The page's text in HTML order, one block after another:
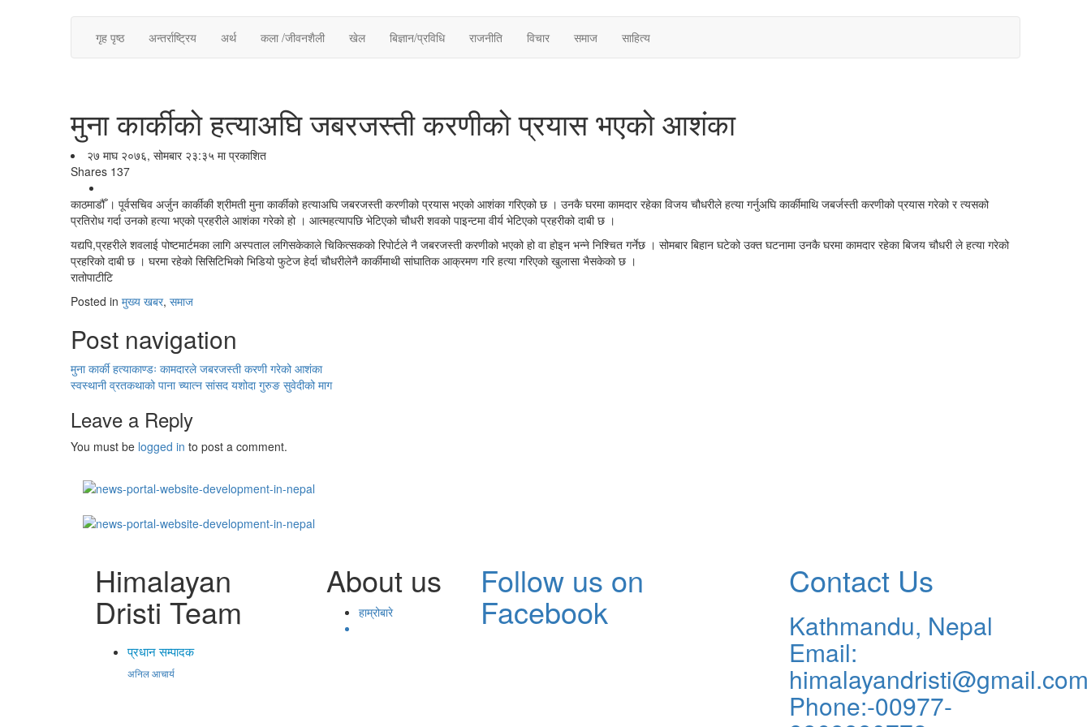
गृह पृष्ठ अन्तर्राष्ट्रिय अर्थ कला /जीवनशैली खेल बिज्ञान/प्रविधि राजनीति विचार समाज साहित्य
मुना कार्कीको हत्याअघि जबरजस्ती करणीको प्रयास भएको आशंका
२७ माघ २०७६, सोमबार २३:३५ मा प्रकाशित
Shares 137
काठमाडौँ । पूर्वसचिव अर्जुन कार्कीकी श्रीमती मुना कार्कीको हत्याअघि जबरजस्ती करणीको प्रयास भएको आशंका गरिएको छ । उनकै घरमा कामदार रहेका विजय चौधरीले हत्या गर्नुअघि कार्कीमाथि जबर्जस्ती करणीको प्रयास गरेको र त्यसको
प्रतिरोध गर्दा उनको हत्या भएको प्रहरीले आशंका गरेको हो । आत्महत्यापछि भेटिएको चौधरी शवको पाइन्टमा वीर्य भेटिएको प्रहरीको दाबी छ ।
यद्यपि,प्रहरीले शवलाई पोष्टमार्टमका लागि अस्पताल लगिसकेकाले चिकित्सकको रिपोर्टले नै जबरजस्ती करणीको भएको हो वा होइन भन्ने निश्चित गर्नेछ । सोमबार बिहान घटेको उक्त घटनामा उनकै घरमा कामदार रहेका बिजय चौधरी ले हत्या गरेको
प्रहरिको दाबी छ । घरमा रहेको सिसिटिभिको भिडियो फुटेज हेर्दा चौधरीलेनै कार्कीमाथी सांघातिक आक्रमण गरि हत्या गरिएको खुलासा भैसकेको छ ।
रातोपाटीटि
Posted in मुख्य खबर, समाज
Post navigation
मुना कार्की हत्याकाण्डः कामदारले जबरजस्ती करणी गरेको आशंका
स्वस्थानी व्रतकथाको पाना च्यात्न सांसद यशोदा गुरुङ सुवेदीको माग
Leave a Reply
You must be logged in to post a comment.
Himalayan
Dristi Team
प्रधान सम्पादक
अनिल आचार्य
About us
हाम्रोबारे
Follow us on
Facebook
Contact Us
Kathmandu, Nepal
Email:
himalayandristi@gmail.com
Phone:-00977-